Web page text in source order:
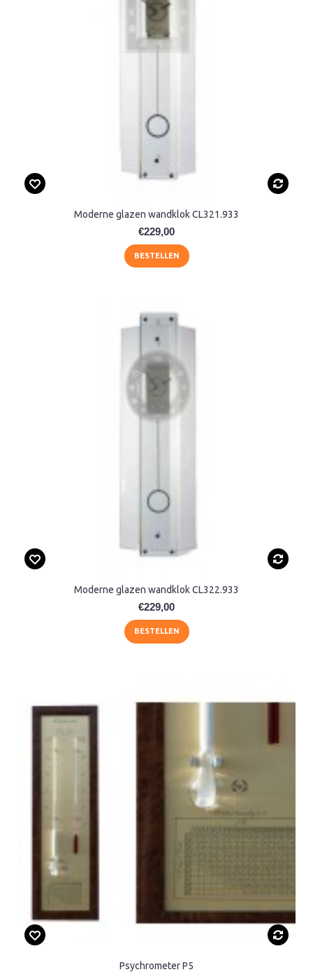
Moderne glazen wandklok CL321.933
€229,00
BESTELLEN
Moderne glazen wandklok CL322.933
€229,00
BESTELLEN
Psychrometer P5